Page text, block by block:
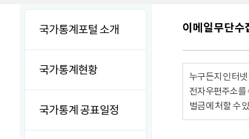
국가통계포털 소개
국가통계현황
국가통계 공표일정
이메일무단수
누구든지 인터
전자우편주소를
벌금에 처할 수